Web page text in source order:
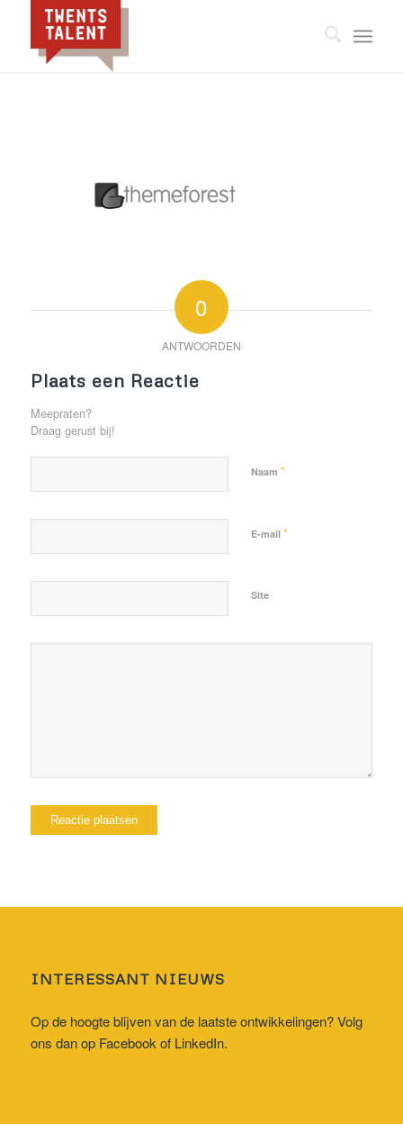
0
ANTWOORDEN
Plaats een Reactie
Meepraten?
Draag gerust bij!
Naam *
E-mail *
Site
INTERESSANT NIEUWS
Op de hoogte blijven van de laatste ontwikkelingen? Volg
ons dan op Facebook of LinkedIn.